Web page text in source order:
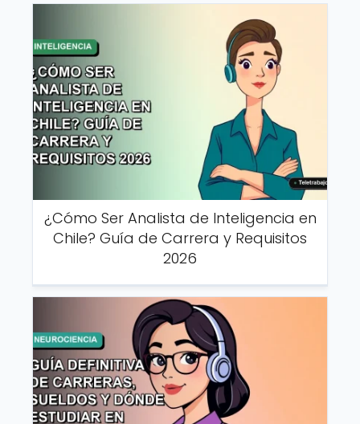
¿Cómo Ser Analista de Inteligencia en
Chile? Guía de Carrera y Requisitos
2026